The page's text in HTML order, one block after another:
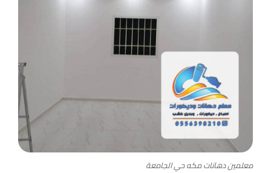
معلمين دهانات مكه حي الجامعة